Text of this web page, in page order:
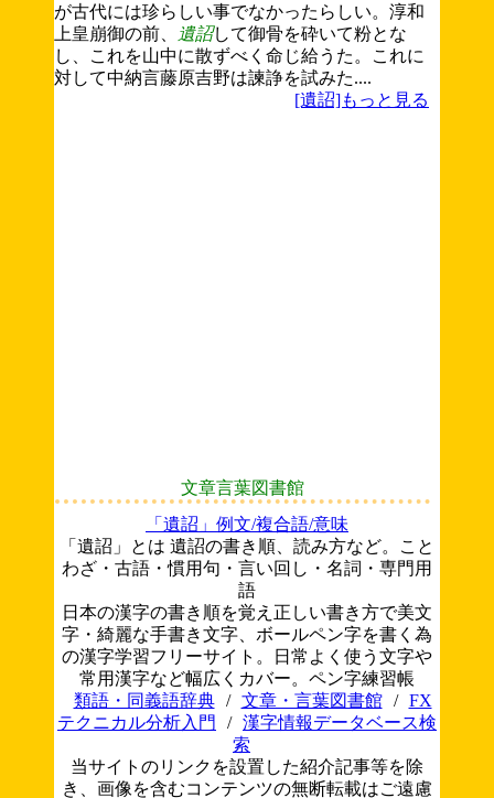
が古代には珍らしい事でなかったらしい。淳和
上皇崩御の前、
遺詔して御骨を砕いて粉とな
し、これを山中に散ずべく命じ給うた。これに
対して中納言藤原吉野は諫諍を試みた....
[遺詔]もっと見る
文章言葉図書館
「遺詔」例文/複合語/意味
「遺詔」とは 遺詔の書き順、読み方など。こと
わざ・古語・慣用句・言い回し・名詞・専門用
語
日本の漢字の書き順を覚え正しい書き方で美文
字・綺麗な手書き文字、ボールペン字を書く為
の漢字学習フリーサイト。日常よく使う文字や
常用漢字など幅広くカバー。ペン字練習帳
類語・同義語辞典
/ 文章・言葉図書館 /
FX
テクニカル分析入門
/ 漢字情報データベース検
索
当サイトのリンクを設置した紹介記事等を除
き、画像を含むコンテンツの無断転載はご遠慮